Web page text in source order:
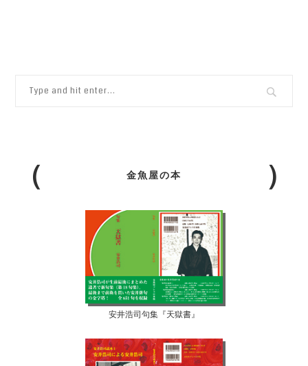
金魚屋の本
安井浩司句集『天獄書』